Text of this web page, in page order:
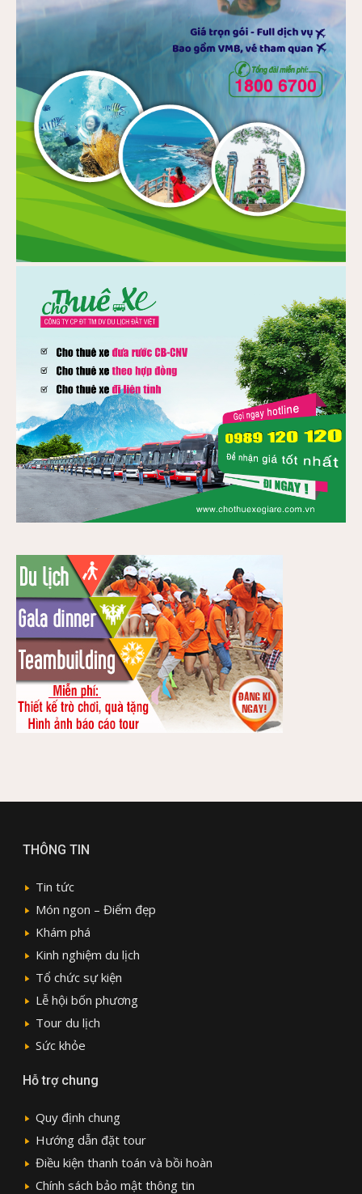
THÔNG TIN
Tin tức
Món ngon – Điểm đẹp
Khám phá
Kinh nghiệm du lịch
Tổ chức sự kiện
Lễ hội bốn phương
Tour du lịch
Sức khỏe
Hỗ trợ chung
Quy định chung
Hướng dẫn đặt tour
Điều kiện thanh toán và bồi hoàn
Chính sách bảo mật thông tin